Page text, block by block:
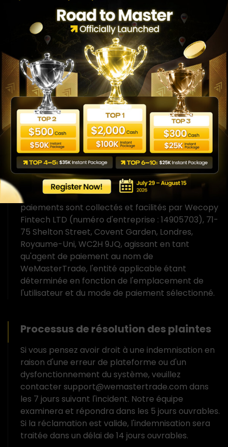
disposent d'un capital-risque suffisant devraient
envisager de négocier. Les performances
passées ne préjugent pas nécessairement des
résultats futurs.
Divulgation de la rémunération du
client
Toutes les transactions présentées pour
compensation aux clients doivent être
considérées comme hypothétiques et ne doivent
pas être reproduites dans un environnement
commercial simulé. Tous les comptes du
programme WeMasterTrade peuvent
représenter des comptes de trading simulés. Les
paiements sont collectés et facilités par Wecopy
Fintech LTD (numéro d'entreprise : 14905703), 71-
75 Shelton Street, Covent Garden, Londres,
Royaume-Uni, WC2H 9JQ, agissant en tant
qu'agent de paiement au nom de
WeMasterTrade, l'entité applicable étant
déterminée en fonction de l'emplacement de
l'utilisateur et du mode de paiement sélectionné.
Processus de résolution des plaintes
Si vous pensez avoir droit à une indemnisation en
raison d'une erreur de plateforme ou d'un
dysfonctionnement du système, veuillez
contacter support@wemastertrade.com dans
les 7 jours suivant l'incident. Notre équipe
examinera et répondra dans les 5 jours ouvrables.
Si la réclamation est valide, l'indemnisation sera
traitée dans un délai de 14 jours ouvrables.